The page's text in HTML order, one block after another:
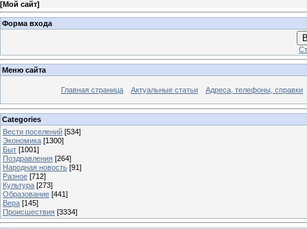
[Мой сайт]
Форма входа
Меню сайта
Главная страница Актуальные статьи Адреса, телефоны, справки
Categories
Вести поселений [534]
Экономика [1300]
Быт [1001]
Поздравления [264]
Народная новость [91]
Разное [712]
Культура [273]
Образование [441]
Вера [145]
Происшествия [3334]